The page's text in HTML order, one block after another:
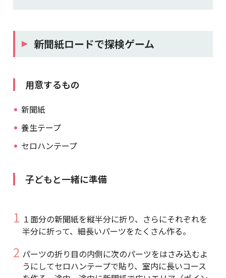
新聞紙ロードで探検ゲーム
用意するもの
新聞紙
養生テープ
セロハンテープ
子どもと一緒に準備
１面分の新聞紙を縦半分に折り、さらにそれぞれを
半分に折って、細長いパーツをたくさん作る。
パーツの折り目の内側に次のパーツをはさみ込むよ
うにしてセロハンテープで貼り、室内に長いコース